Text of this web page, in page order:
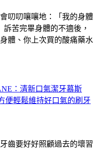
叨叨嚷嚷地：「我的身體
苦完畢身體的不適後，
體、你上次買的酸痛藥水
：清新口氣潔牙慕斯
便輕鬆維持好口氣的刷牙
齒要好好照顧過去的壞習